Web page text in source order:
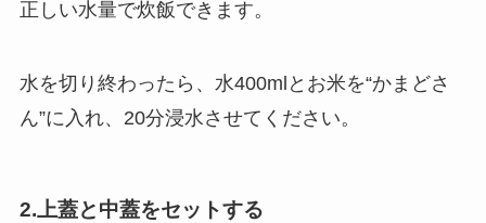
正しい水量で炊飯できます。
水を切り終わったら、水400mlとお米を“かまどさ
ん”に入れ、20分浸水させてください。
2.上蓋と中蓋をセットする